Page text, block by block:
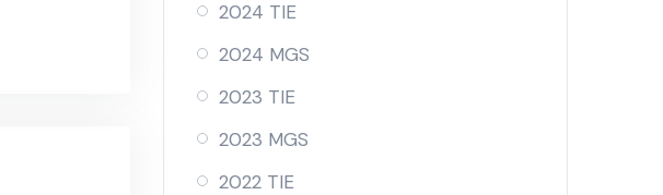
2024 TIE
2024 MGS
2023 TIE
2023 MGS
2022 TIE